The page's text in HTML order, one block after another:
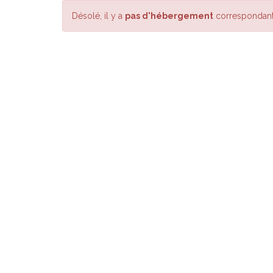
Désolé, il y a pas d'hébergement